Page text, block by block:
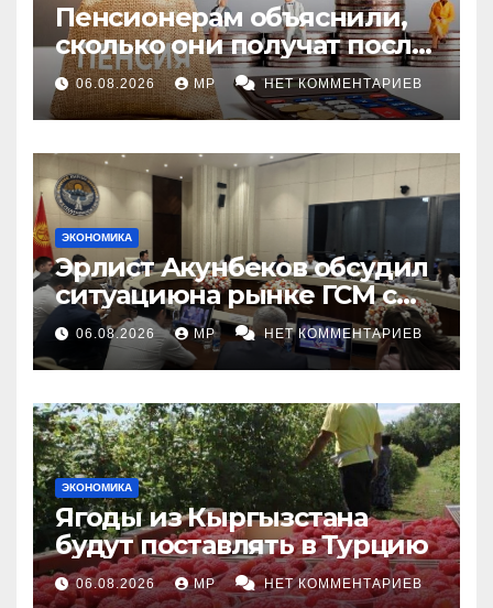
Пенсионерам объяснили,
сколько они получат после
индексации
06.08.2026 MP НЕТ КОММЕНТАРИЕВ
ЭКОНОМИКА
Эрлист Акунбеков обсудил
ситуациюна рынке ГСМ с
топливными компаниями
06.08.2026 MP НЕТ КОММЕНТАРИЕВ
ЭКОНОМИКА
Ягоды из Кыргызстана
будут поставлять в Турцию
06.08.2026 MP НЕТ КОММЕНТАРИЕВ